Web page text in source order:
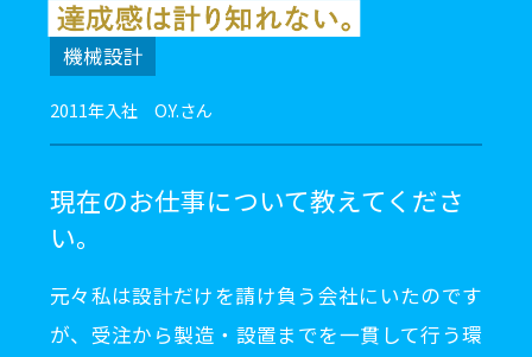
機械設計
2011年入社 O.Y.さん
現在のお仕事について教えてくださ
い。
元々私は設計だけを請け負う会社にいたのです
が、受注から製造・設置までを一貫して行う環